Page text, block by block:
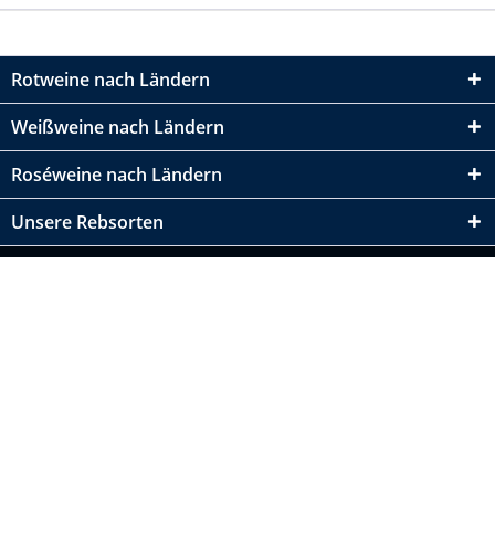
Rotweine nach Ländern
Weißweine nach Ländern
Roséweine nach Ländern
Unsere Rebsorten